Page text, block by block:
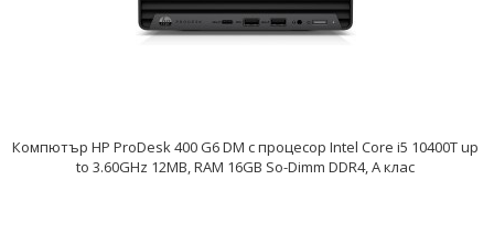
Компютър HP ProDesk 400 G6 DM с процесор Intel Core i5 10400T up
to 3.60GHz 12MB, RAM 16GB So-Dimm DDR4, A клас